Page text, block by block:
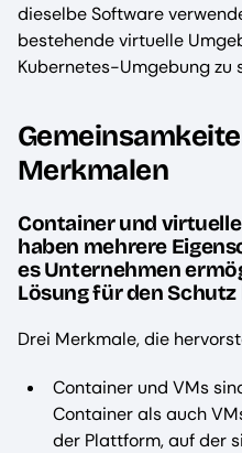
dieselbe Software
bestehende virtuelle
Kubernetes-Umgebung zu
Merkmalen
Container und
haben mehrere
es Unternehmen
Lösung für den
Drei Merkmale, die
Container und VMs
Container als auch
der Plattform, auf der